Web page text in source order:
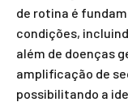
de rotina é
condições,
além de doenças
amplificação de
possibilitando a